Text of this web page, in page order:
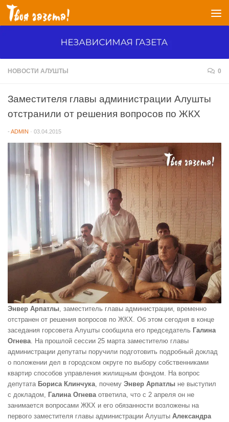
Перейти к содержимому
НОВОСТИ АЛУШТЫ 0
Заместителя главы администрации Алушты
отстранили от решения вопросов по ЖКХ
- ADMIN · 03.04.2015
Энвер Арпатлы , заместитель главы администрации, временно
отстранен от решения вопросов по ЖКХ. Об этом сегодня в конце
заседания горсовета Алушты сообщила его председатель Галина
Огнева . На прошлой сессии 25 марта заместителю главы
администрации депутаты поручили подготовить подробный доклад
о положении дел в городском округе по выбору собственниками
квартир способов управления жилищным фондом. На вопрос
депутата Бориса Клинчука , почему Энвер Арпатлы не выступил
с докладом,
Галина Огнева ответила, что с 2 апреля он не
занимается вопросами ЖКХ и его обязанности возложены на
первого заместителя главы администрации Алушты Александра